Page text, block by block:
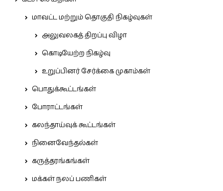
மாவட்ட மற்றும் தொகுதி நிகழ்வுகள்
அலுவலகத் திறப்பு விழா
கொடியேற்ற நிகழ்வு
உறுப்பினர் சேர்க்கை முகாம்கள்
பொதுக்கூட்டங்கள்
போராட்டங்கள்
கலந்தாய்வுக் கூட்டங்கள்
நினைவேந்தல்கள்
கருத்தரங்கங்கள்
மக்கள் நலப் பணிகள்